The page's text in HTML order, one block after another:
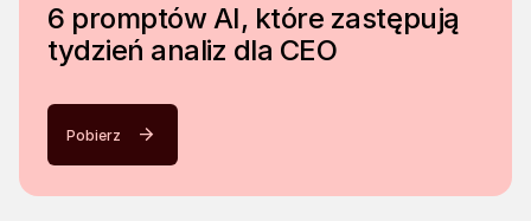
6 promptów AI, które zastępują
tydzień analiz dla CEO
Pobierz